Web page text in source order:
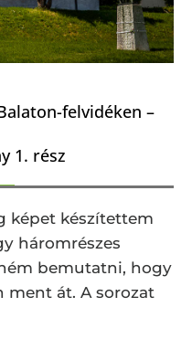
felvidéken –
1. rész
képet készítettem
háromrészes
bemutatni, hogy
ment át. A sorozat